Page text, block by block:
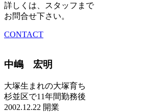
詳しくは、スタッフまで
お問合せ下さい。
CONTACT
中嶋 宏明
大塚生まれの大塚育ち
杉並区で11年間勤務後
2002.12.22 開業